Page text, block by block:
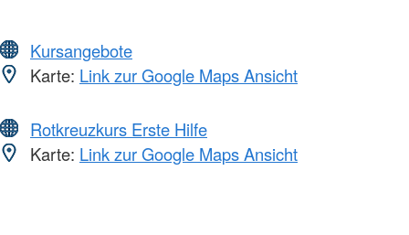
Kursangebote
Karte: Link zur Google Maps Ansicht
Rotkreuzkurs Erste Hilfe
Karte: Link zur Google Maps Ansicht